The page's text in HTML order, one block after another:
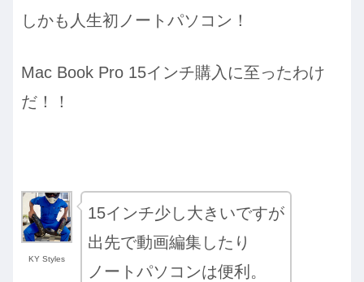
しかも人生初ノートパソコン！
Mac Book Pro 15インチ購入に至ったわけ
だ！！
KY Styles
15インチ少し大きいですが
出先で動画編集したり
ノートパソコンは便利。